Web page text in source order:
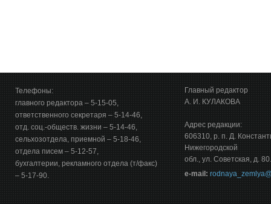
Телефоны:
главного редактора – 5-15-05,
ответственного секретаря – 5-14-46,
отд. соц.-обществ. жизни – 5-14-46,
сельхозотдела, приемной – 5-18-46,
отдела писем – 5-12-57,
бухгалтерии, рекламного отдела (т/факс)
– 5-17-90.
Главный редактор
А. И. КУЛАКОВА
Адрес редакции:
606310, р. п. Д.
Нижегородской
обл., ул. Советская, д. 80.
е-mail: